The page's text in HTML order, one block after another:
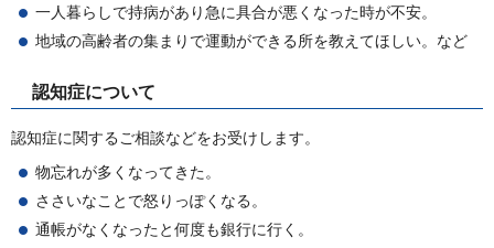
一人暮らしで持病があり急に具合が悪くなった時が不安。
地域の高齢者の集まりで運動ができる所を教えてほしい。など
認知症について
認知症に関するご相談などをお受けします。
物忘れが多くなってきた。
ささいなことで怒りっぽくなる。
通帳がなくなったと何度も銀行に行く。